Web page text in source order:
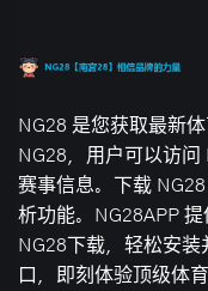
NG28 是您获取最新
NG28，用户可以访
赛事信息。下载
析功能。NG28APP
NG28下载，轻松安
口，即刻体验顶级体育